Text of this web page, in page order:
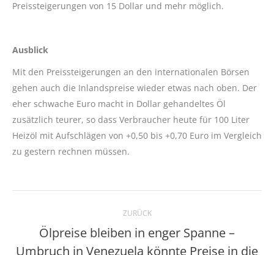
Preissteigerungen von 15 Dollar und mehr möglich.
Ausblick
Mit den Preissteigerungen an den internationalen Börsen
gehen auch die Inlandspreise wieder etwas nach oben. Der
eher schwache Euro macht in Dollar gehandeltes Öl
zusätzlich teurer, so dass Verbraucher heute für 100 Liter
Heizöl mit Aufschlägen von +0,50 bis +0,70 Euro im Vergleich
zu gestern rechnen müssen.
Kommentarnavigation
ZURÜCK
Vorheriger
Ölpreise bleiben in enger Spanne –
Umbruch in Venezuela könnte Preise in die